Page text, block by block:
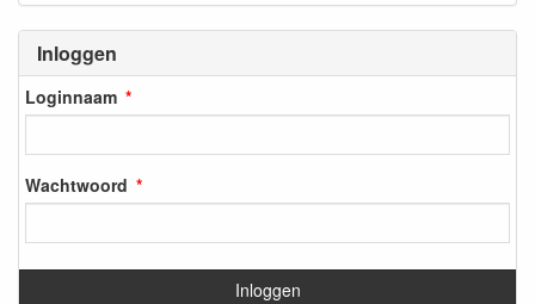
Inloggen
Loginnaam
Wachtwoord
Inloggen